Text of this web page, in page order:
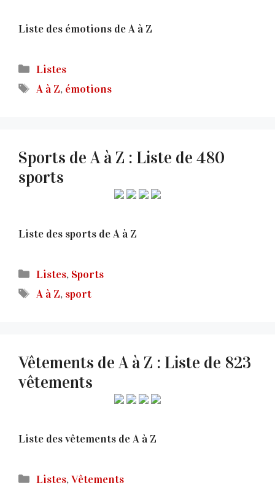
Liste des émotions de A à Z
Catégories
Listes
Étiquettes
A à Z, émotions
Sports de A à Z : Liste de 480
sports
Liste des sports de A à Z
Catégories
Listes, Sports
Étiquettes
A à Z, sport
Vêtements de A à Z : Liste de 823
vêtements
Liste des vêtements de A à Z
Catégories
Listes,Vêtements